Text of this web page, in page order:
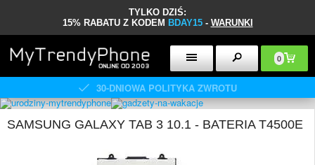
TYLKO DZIŚ:
15% RABATU Z KODEM BDAY15- WARUNKI
0
30-DNIOWA POLITYKA ZWROTU
SAMSUNG GALAXY TAB 3 10.1 - BATERIA T4500E